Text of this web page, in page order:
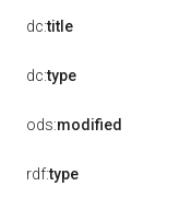
dc:title
dc:type
ods:modified
rdf:type